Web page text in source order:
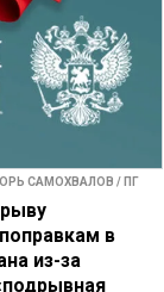
САМОХВАЛОВ / ПГ
в
из-за